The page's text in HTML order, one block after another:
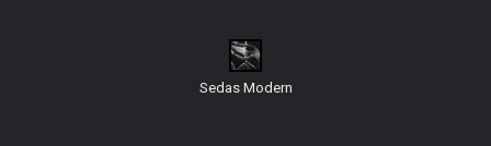
Sedas Modern